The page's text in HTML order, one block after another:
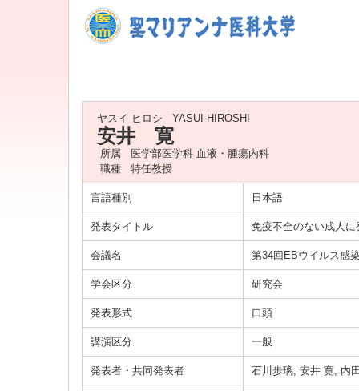
ヤスイ ヒロシ YASUI HIROSHI
安井 寛
所属
医学部医学科 血液・腫瘍内科
職種
特任教授
言語種別 日本語
発表タイトル 免疫不全のない成人
会議名 第34回EBウイルス感
学会区分 研究会
発表形式 口頭
講演区分 一般
発表者・共同発表者 石川歩璃, 安井 寛, 内